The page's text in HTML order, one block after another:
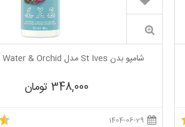
شامپو بدن St Ives مدل Coconut Water & Orchid
348,000 تومان